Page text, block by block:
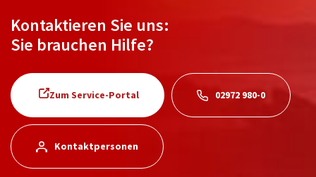
Kontaktieren Sie uns:
Sie brauchen Hilfe?
Zum Service-Portal 02972 980-0
Kontaktpersonen